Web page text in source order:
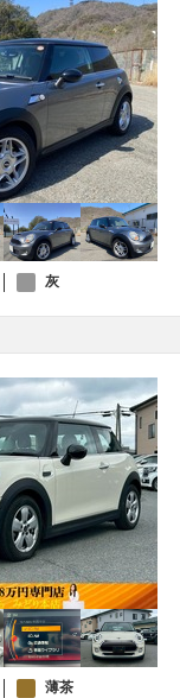
灰
薄茶